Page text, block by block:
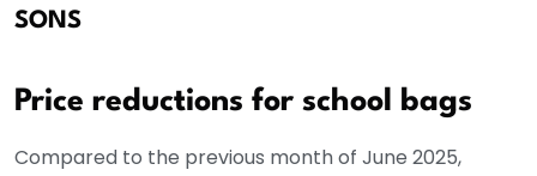
SONS
Price reductions for school bags
Compared to the previous month of June 2025,